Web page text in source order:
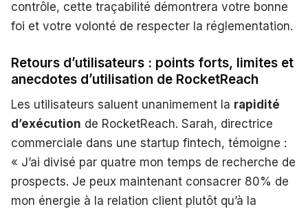
contrôle, cette traçabilité démontrera votre bonne
foi et votre volonté de respecter la réglementation.
Retours d’utilisateurs : points forts, limites et
anecdotes d’utilisation de RocketReach
Les utilisateurs saluent unanimement la rapidité
d’exécution de RocketReach. Sarah, directrice
commerciale dans une startup fintech, témoigne :
« J’ai divisé par quatre mon temps de recherche de
prospects. Je peux maintenant consacrer 80% de
mon énergie à la relation client plutôt qu’à la